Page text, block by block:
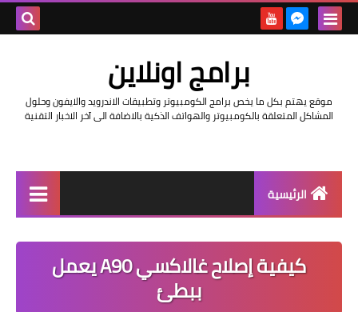
برامج اونلاين
موقع يهتم بكل ما يخص برامج الكومبيوتر وتطبيقات الاندرويد والايفون وحلول
المشاكل المتعلقة بالكومبيوتر والهواتف الذكية بالاضافة الى آخر الاخبار التقنية
الرئيسية
مراجعات
حماية
كيفية إصلاح غالاكسي A90 يعمل
ببطئ